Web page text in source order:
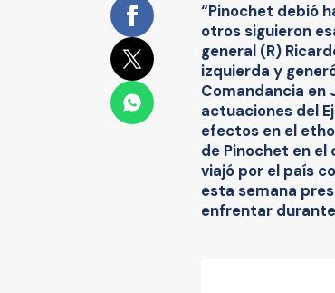
“Pinochet debió
otros siguieron
general (R)
izquierda y
Comandancia en
actuaciones del
efectos en el
de Pinochet en el
viajó por el país
esta semana
enfrentar